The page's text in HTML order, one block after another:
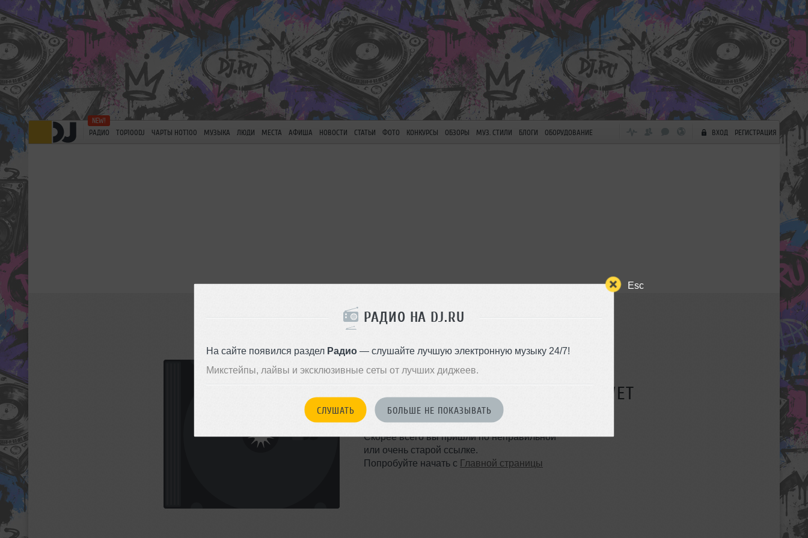
Esc
РАДИО НА DJ.RU
На сайте появился раздел Радио— слушайте лучшую электронную музыку 24/7!
Микстейпы, лайвы и эксклюзивные сеты от лучших диджеев.
СЛУШАТЬ БОЛЬШЕ НЕ ПОКАЗЫВАТЬ
РАДИО TOP100DJ ЧАРТЫ HOT100 МУЗЫКА ЛЮДИ МЕСТА АФИША НОВОСТИ СТАТЬИ ФОТО КОНКУРСЫ ОБЗОРЫ МУЗ. СТИЛИ БЛОГИ ОБОРУДОВАНИЕ ВХОД РЕГИСТРАЦИЯ
ТАКОЙ СТРАНИЦЫ НЕ СУЩЕСТВУЕТ
Ошибка 404
Скорее всего вы пришли по неправильной
или очень старой ссылке.
Попробуйте начать с Главной страницы